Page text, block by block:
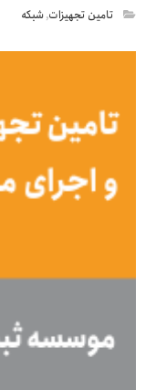
تامین تجهیزات,شبکه